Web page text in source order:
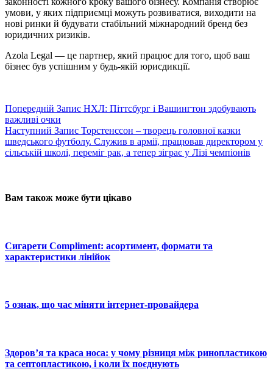
умови, у яких підприємці можуть розвиватися, виходити на
нові ринки й будувати стабільний міжнародний бренд без
юридичних ризиків.
Azola Legal — це партнер, який працює для того, щоб ваш
бізнес був успішним у будь-якій юрисдикції.
Попередній Запис НХЛ: Піттсбург і Вашингтон здобувають
важливі очки
Наступний Запис Торстенссон – творець головної казки
шведського футболу. Служив в армії, працював директором у
сільській школі, переміг рак, а тепер зіграє у Лізі чемпіонів
Вам також може бути цікаво
Сигарети Compliment: асортимент, формати та
характеристики лінійок
5 ознак, що час міняти інтернет-провайдера
Здоров’я та краса носа: у чому різниця між ринопластикою
та септопластикою, і коли їх поєднують